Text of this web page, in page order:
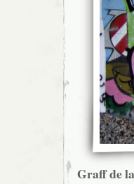
Graff de